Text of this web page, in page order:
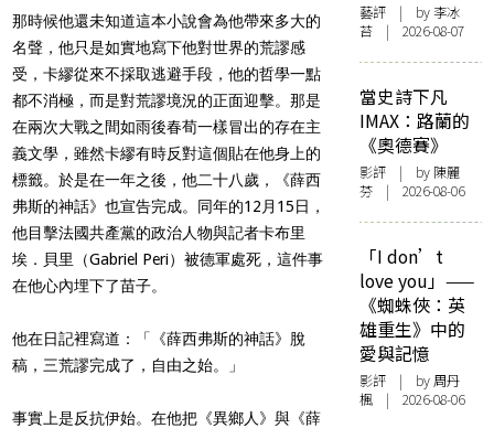
那時候他還未知道這本小說會為他帶來多大的
名聲，他只是如實地寫下他對世界的荒謬感
受，卡繆從來不採取逃避手段，他的哲學一點
都不消極，而是對荒謬境況的正面迎擊。那是
在兩次大戰之間如雨後春荀一樣冒出的存在主
義文學，雖然卡繆有時反對這個貼在他身上的
標籤。於是在一年之後，他二十八歲，《薛西
弗斯的神話》也宣告完成。同年的12月15日，
他目擊法國共產黨的政治人物與記者卡布里
埃．貝里（Gabriel Peri）被德軍處死，這件事
在他心內埋下了苗子。
他在日記裡寫道：「《薛西弗斯的神話》脫
稿，三荒謬完成了，自由之始。」
事實上是反抗伊始。在他把《異鄉人》與《薛
藝評 | by 李冰
苔 | 2026-08-07
當史詩下凡
IMAX：路蘭的
《奧德賽》
影評 | by 陳麗
芬 | 2026-08-06
「I don’t
love you」——
《蜘蛛俠：英
雄重生》中的
愛與記憶
影評 | by周丹
楓 | 2026-08-06